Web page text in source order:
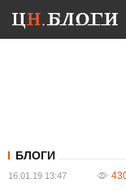
БЛОГИ
16.01.19 13:47